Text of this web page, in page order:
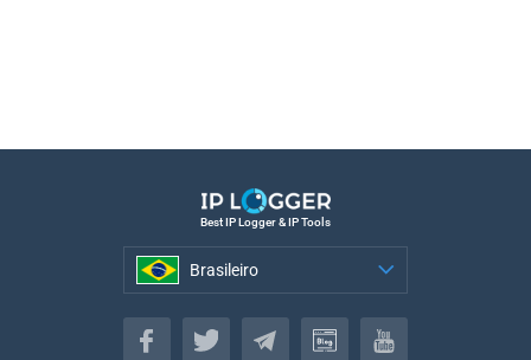
Best IP Logger & IP Tools
Brasileiro
Brasileiro